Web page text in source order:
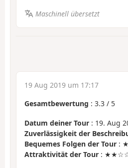
Maschinell übersetzt
19 Aug 2019 um 17:17
Gesamtbewertung : 3.3 / 5
Datum deiner Tour : 19. Aug
Zuverlässigkeit der
Bequemes Folgen der Tour :
Attraktivität der Tour :